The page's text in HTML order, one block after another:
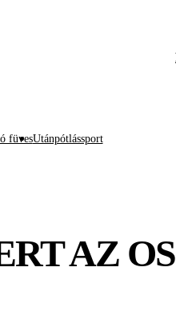
füvesUtánpótlássport
AZ